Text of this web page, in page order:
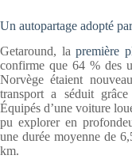
Un autopartage adopté
Getaround, lapremière
confirme que 64 % des
Norvège étaient
transport a séduit
Équipés d’une voiture
pu explorer en
une durée moyenne de
km.